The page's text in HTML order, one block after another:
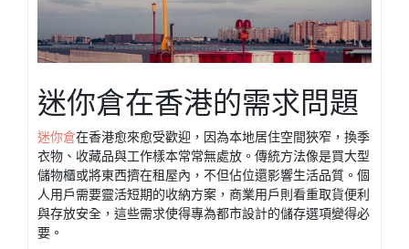
迷你倉在香港的需求問題
迷你倉在香港愈來愈受歡迎，因為本地居住空間狹窄，換季
衣物、收藏品與工作樣本常常無處放。傳統方法像是買大型
儲物櫃或將東西擠在租屋內，不但佔位還影響生活品質。個
人用戶需要靈活短期的收納方案，商業用戶則看重取貨便利
與存放安全，這些需求使得專為都市設計的儲存選項變得必
要。